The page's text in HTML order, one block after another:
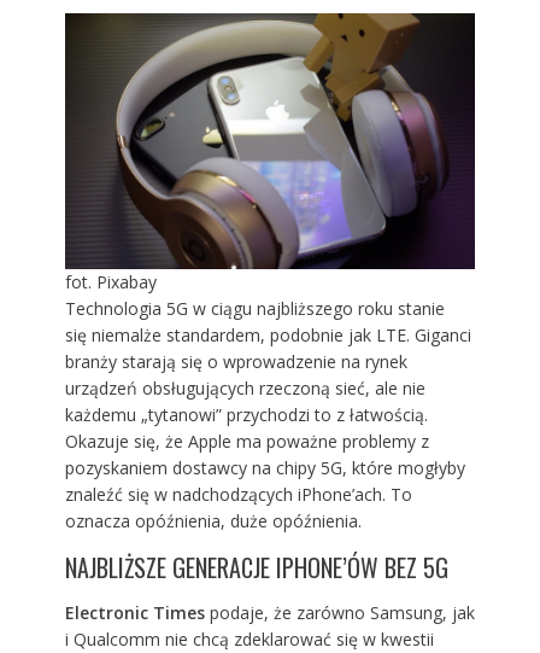
fot. Pixabay
Technologia 5G w ciągu najbliższego roku stanie
się niemalże standardem, podobnie jak LTE. Giganci
branży starają się o wprowadzenie na rynek
urządzeń obsługujących rzeczoną sieć, ale nie
każdemu „tytanowi” przychodzi to z łatwością.
Okazuje się, że Apple ma poważne problemy z
pozyskaniem dostawcy na chipy 5G, które mogłyby
znaleźć się w nadchodzących iPhone’ach. To
oznacza opóźnienia, duże opóźnienia.
NAJBLIŻSZE GENERACJE IPHONE’ÓW BEZ 5G
Electronic Timespodaje, że zarówno Samsung, jak
i Qualcomm nie chcą zdeklarować się w kwestii